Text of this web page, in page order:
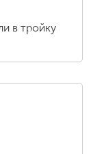
в тройку